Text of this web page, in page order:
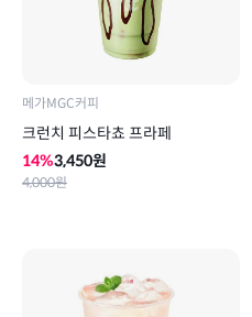
메가MGC커피
크런치 피스타쵸 프라페
14%3,450원
4,000원